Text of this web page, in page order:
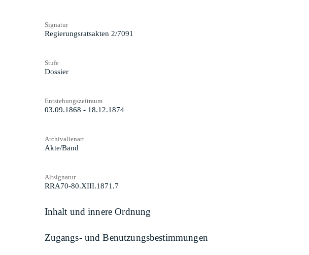
Signatur
Regierungsratsakten 2/7091
Stufe
Dossier
Entstehungszeitraum
03.09.1868 - 18.12.1874
Archivalienart
Akte/Band
Altsignatur
RRA70-80.XIII.1871.7
Inhalt und innere Ordnung
Zugangs- und Benutzungsbestimmungen